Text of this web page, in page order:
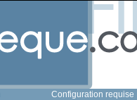
Configuration requise